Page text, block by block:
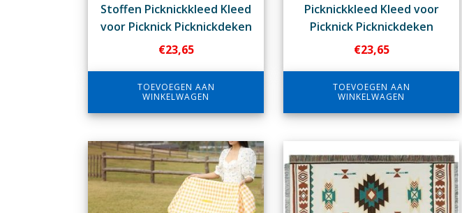
Stoffen Picknickkleed Kleed
voor Picknick Picknickdeken
€23,65
TOEVOEGEN AAN
WINKELWAGEN
Picknickkleed Kleed voor
Picknick Picknickdeken
€23,65
TOEVOEGEN AAN
WINKELWAGEN